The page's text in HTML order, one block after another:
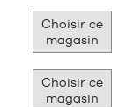
Choisir ce
magasin
Choisir ce
magasin